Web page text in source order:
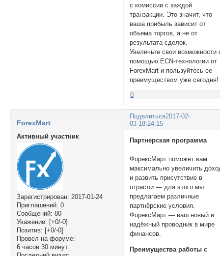
с комиссии с каждой
транзакции. Это значит, что
ваша прибыль зависит от
объема торгов, а не от
результата сделок.
Увеличьте свои возможности
помощью ECN-технологии от
ForexMart и пользуйтесь ее
преимуществом уже сегодня!
0
Поделиться2017-02-
03 18:24:15
ForexMart
Активный участник
Зарегистрирован: 2017-01-24
Приглашений: 0
Сообщений: 80
Уважение: [+0/-0]
Позитив: [+0/-0]
Провел на форуме:
6 часов 30 минут
Партнерская программа
ФорексМарт поможет вам
максимально увеличить
и развить присутствие в
отрасли — для этого мы
предлагаем различные
партнёрские условия.
ФорексМарт — ваш новый и
надёжный проводник в мире
финансов.
Преимущества работы с